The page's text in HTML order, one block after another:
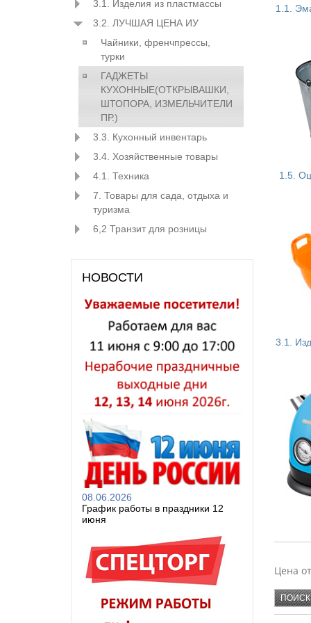
3.1. Изделия из пластмассы
3.2. ЛУЧШАЯ ЦЕНА ИУ
Чайники, френчпрессы,
турки
ГАДЖЕТЫ
КУХОННЫЕ(ОТКРЫВАШКИ,
ШТОПОРА, ИЗМЕЛЬЧИТЕЛИ
ПР.)
3.3. Кухонный инвентарь
3.4. Хозяйственные товары
4.1. Техника
7. Товары для сада, отдыха и
туризма
6,2 Транзит для розницы
НОВОСТИ
08.06.2026
График работы в праздники 12
июня
1.1.
1.5.
3.1.
KAMILLE
Цена от